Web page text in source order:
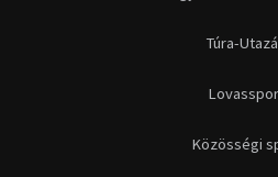
Túra-
Közösségi